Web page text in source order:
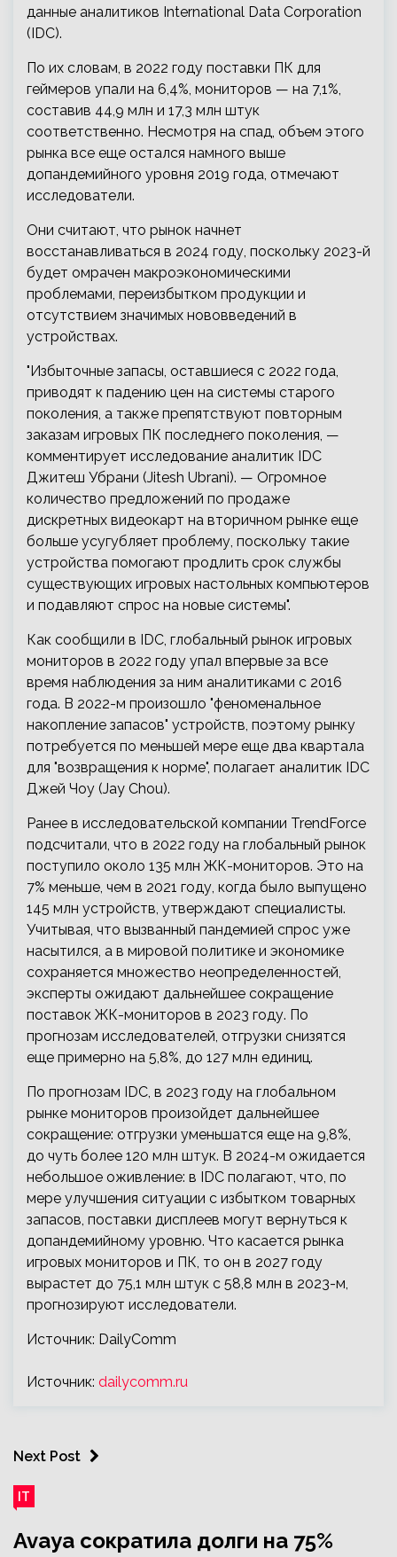
данные аналитиков International Data Corporation
(IDC).
По их словам, в 2022 году поставки ПК для
геймеров упали на 6,4%, мониторов — на 7,1%,
составив 44,9 млн и 17,3 млн штук
соответственно. Несмотря на спад, объем этого
рынка все еще остался намного выше
допандемийного уровня 2019 года, отмечают
исследователи.
Они считают, что рынок начнет
восстанавливаться в 2024 году, поскольку 2023-й
будет омрачен макроэкономическими
проблемами, переизбытком продукции и
отсутствием значимых нововведений в
устройствах.
"Избыточные запасы, оставшиеся с 2022 года,
приводят к падению цен на системы старого
поколения, а также препятствуют повторным
заказам игровых ПК последнего поколения, —
комментирует исследование аналитик IDC
Джитеш Убрани (Jitesh Ubrani). — Огромное
количество предложений по продаже
дискретных видеокарт на вторичном рынке еще
больше усугубляет проблему, поскольку такие
устройства помогают продлить срок службы
существующих игровых настольных компьютеров
и подавляют спрос на новые системы".
Как сообщили в IDC, глобальный рынок игровых
мониторов в 2022 году упал впервые за все
время наблюдения за ним аналитиками с 2016
года. В 2022-м произошло "феноменальное
накопление запасов" устройств, поэтому рынку
потребуется по меньшей мере еще два квартала
для "возвращения к норме", полагает аналитик IDC
Джей Чоу (Jay Chou).
Ранее в исследовательской компании TrendForce
подсчитали, что в 2022 году на глобальный рынок
поступило около 135 млн ЖК-мониторов. Это на
7% меньше, чем в 2021 году, когда было выпущено
145 млн устройств, утверждают специалисты.
Учитывая, что вызванный пандемией спрос уже
насытился, а в мировой политике и экономике
сохраняется множество неопределенностей,
эксперты ожидают дальнейшее сокращение
поставок ЖК-мониторов в 2023 году. По
прогнозам исследователей, отгрузки снизятся
еще примерно на 5,8%, до 127 млн единиц.
По прогнозам IDC, в 2023 году на глобальном
рынке мониторов произойдет дальнейшее
сокращение: отгрузки уменьшатся еще на 9,8%,
до чуть более 120 млн штук. В 2024-м ожидается
небольшое оживление: в IDC полагают, что, по
мере улучшения ситуации с избытком товарных
запасов, поставки дисплеев могут вернуться к
допандемийному уровню. Что касается рынка
игровых мониторов и ПК, то он в 2027 году
вырастет до 75,1 млн штук с 58,8 млн в 2023-м,
прогнозируют исследователи.
Источник: DailyComm
Источник: dailycomm.ru
Next Post
IT
Avaya сократила долги на 75%